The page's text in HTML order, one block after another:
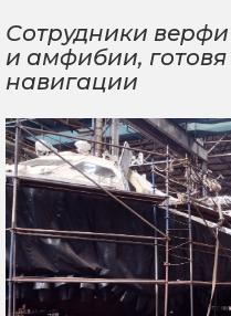
Сотрудники
и амфибии, готовя
навигации